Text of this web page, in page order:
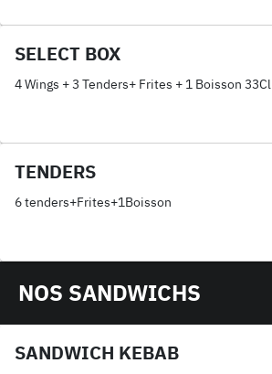
SELECT BOX
4 Wings + 3 Tenders+ Frites + 1 Boisson 33Cl
TENDERS
6 tenders+Frites+1Boisson
NOS SANDWICHS
SANDWICH KEBAB